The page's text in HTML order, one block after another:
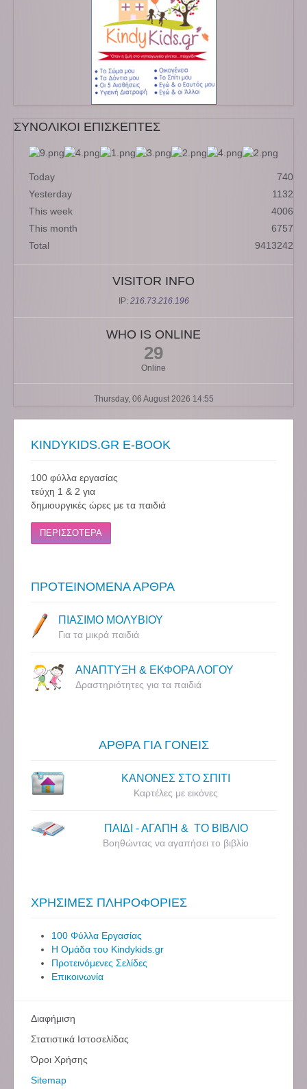
ΣΥΝΟΛΙΚΟΙ ΕΠΙΣΚΕΠΤΕΣ
Today
740
Yesterday
1132
This week
4006
This month
6757
Total
9413242
VISITOR INFO
IP: 216.73.216.196
WHO IS ONLINE
29
Online
Thursday, 06 August 2026 14:55
KINDYKIDS.GR E-BOOK
100 φύλλα εργασίας
τεύχη 1 & 2 για
δημιουργικές ώρες με τα παιδιά
ΠΕΡΙΣΣΟΤΕΡΑ
ΠΡΟΤΕΙΝΟΜΕΝΑ ΑΡΘΡΑ
ΠΙΑΣΙΜΟ ΜΟΛΥΒΙΟΥ
Για τα μικρά παιδιά
ΑΝΑΠΤΥΞΗ & ΕΚΦΟΡΑ ΛΟΓΟΥ
Δραστηριότητες για τα παιδιά
ΑΡΘΡΑ ΓΙΑ ΓΟΝΕΙΣ
ΚΑΝΟΝΕΣ ΣΤΟ ΣΠΙΤΙ
Καρτέλες με εικόνες
ΠΑΙΔΙ - ΑΓΑΠΗ & ΤΟ ΒΙΒΛΙΟ
Βοηθώντας να αγαπήσει το βιβλίο
ΧΡΗΣΙΜΕΣ ΠΛΗΡΟΦΟΡΙΕΣ
100 Φύλλα Εργασίας
Η Ομάδα του Kindykids.gr
Προτεινόμενες Σελίδες
Επικοινωνία
Διαφήμιση
Στατιστικά Ιστοσελίδας
Όροι Χρήσης
Sitemap